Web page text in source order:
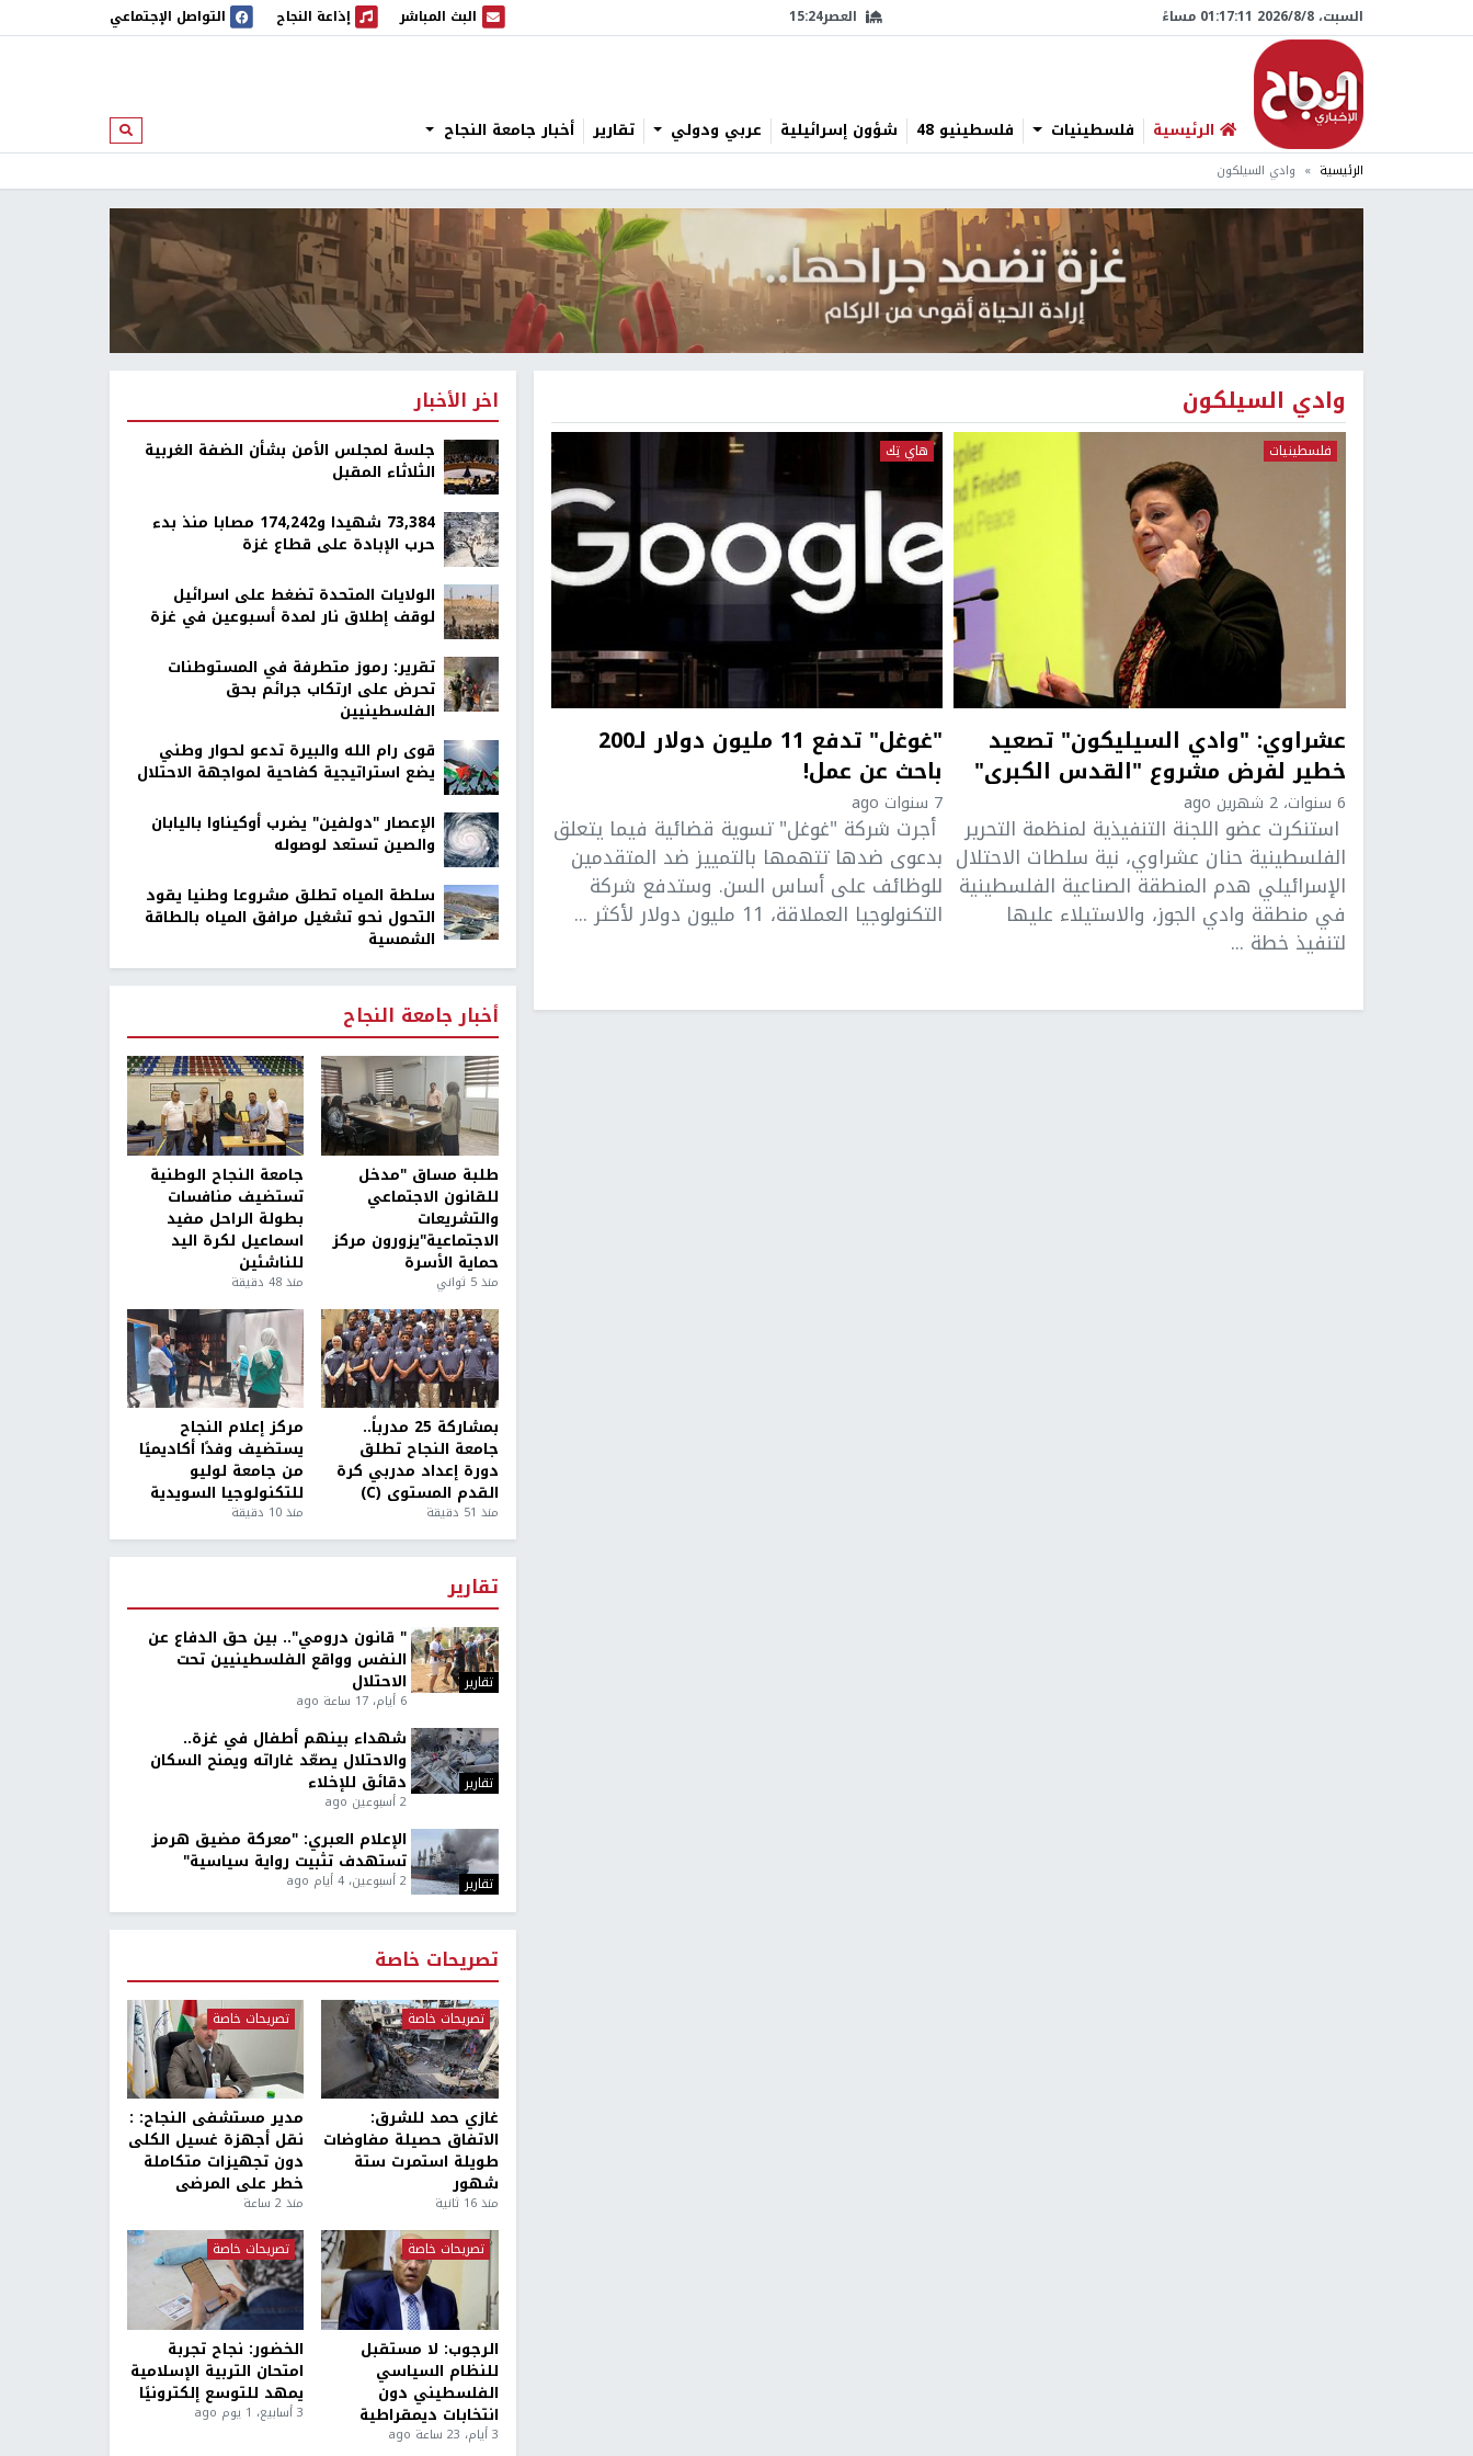
السبت، 8/‏8/‏2026 01:17:11 مساءً العصر15:24 البث المباشر
البث المباشر إذاعة النجاح
إذاعة النجاح التواصل الإجتماعي
الرئيسية فلسطينيات فلسطينيو 48 شؤون إسرائيلية عربي ودولي تقارير أخبار جامعة النجاح ابحث
الرئيسية وادي السيلكون
وادي السيلكون
فلسطينيات
عشراوي: "وادي السيليكون" تصعيد
خطير لفرض مشروع "القدس الكبرى"
6 سنوات، 2 شهرين ago
استنكرت عضو اللجنة التنفيذية لمنظمة التحرير
الفلسطينية حنان عشراوي، نية سلطات الاحتلال
الإسرائيلي هدم المنطقة الصناعية الفلسطينية
في منطقة وادي الجوز، والاستيلاء عليها
لتنفيذ خطة ...
هاي تِك
"غوغل" تدفع 11 مليون دولار لـ200
باحث عن عمل!
7 سنوات ago
أجرت شركة "غوغل" تسوية قضائية فيما يتعلق
بدعوى ضدها تتهمها بالتمييز ضد المتقدمين
للوظائف على أساس السن. وستدفع شركة
التكنولوجيا العملاقة، 11 مليون دولار لأكثر ...
اخر الأخبار
جلسة لمجلس الأمن بشأن الضفة الغربية
الثلاثاء المقبل
73,384 شهيدا و174,242 مصابا منذ بدء
حرب الإبادة على قطاع غزة
الولايات المتحدة تضغط على اسرائيل
لوقف إطلاق نار لمدة أسبوعين في غزة
تقرير: رموز متطرفة في المستوطنات
تحرض على ارتكاب جرائم بحق
الفلسطينيين
قوى رام الله والبيرة تدعو لحوار وطني
يضع استراتيجية كفاحية لمواجهة الاحتلال
الإعصار "دولفين" يضرب أوكيناوا باليابان
والصين تستعد لوصوله
سلطة المياه تطلق مشروعا وطنيا يقود
التحول نحو تشغيل مرافق المياه بالطاقة
الشمسية
أخبار جامعة النجاح
طلبة مساق "مدخل
للقانون الاجتماعي
والتشريعات
الاجتماعية"يزورون مركز
حماية الأسرة
منذ 5 ثواني
جامعة النجاح الوطنية
تستضيف منافسات
بطولة الراحل مفيد
اسماعيل لكرة اليد
للناشئين
منذ 48 دقيقة
بمشاركة 25 مدرباً..
جامعة النجاح تطلق
دورة إعداد مدربي كرة
القدم المستوى (C)
منذ 51 دقيقة
مركز إعلام النجاح
يستضيف وفدًا أكاديميًا
من جامعة لوليو
للتكنولوجيا السويدية
منذ 10 دقيقة
تقارير
تقارير
" قانون درومي".. بين حق الدفاع عن
النفس وواقع الفلسطينيين تحت
الاحتلال
6 أيام، 17 ساعة ago
تقارير
شهداء بينهم أطفال في غزة..
والاحتلال يصعّد غاراته ويمنح السكان
دقائق للإخلاء
2 أسبوعين ago
تقارير
الإعلام العبري: "معركة مضيق هرمز
تستهدف تثبيت رواية سياسية"
2 أسبوعين، 4 أيام ago
تصريحات خاصة
تصريحات خاصة
غازي حمد للشرق:
الاتفاق حصيلة مفاوضات
طويلة استمرت ستة
شهور
منذ 16 ثانية
تصريحات خاصة
مدير مستشفى النجاح: :
نقل أجهزة غسيل الكلى
دون تجهيزات متكاملة
خطر على المرضى
منذ 2 ساعة
تصريحات خاصة
الرجوب: لا مستقبل
للنظام السياسي
الفلسطيني دون
انتخابات ديمقراطية
3 أيام، 23 ساعة ago
تصريحات خاصة
الخضور: نجاح تجربة
امتحان التربية الإسلامية
يمهد للتوسع إلكترونيًا
3 أسابيع، 1 يوم ago